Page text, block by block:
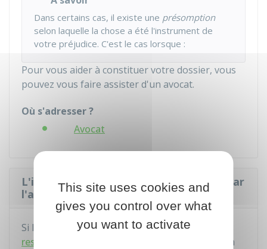
Dans certains cas, il existe une présomption
selon laquelle la chose a été l'instrument de
votre préjudice. C'est le cas lorsque :
Pour vous aider à constituer votre dossier, vous
pouvez vous faire assister d'un avocat.
Où s'adresser ?
Avocat
L'indemnisation peut-elle être versée par
l'assureur du gardien de l'objet ?
Si le de la chose a uneassurance
responsabilité civile
, l'assureur peut prendre en
This site uses cookies and
gives you control over what
you want to activate